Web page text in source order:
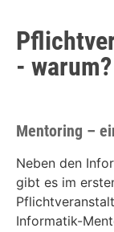
- warum?
Mentoring –
Neben den
gibt es im
Informatik-